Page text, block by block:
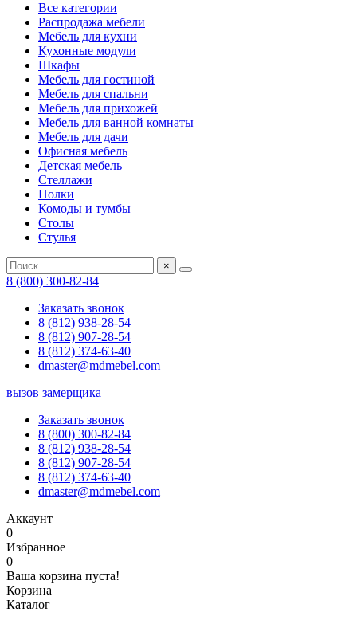
Все категории
Распродажа мебели
Мебель для кухни
Кухонные модули
Шкафы
Мебель для гостиной
Мебель для спальни
Мебель для прихожей
Мебель для ванной комнаты
Мебель для дачи
Офисная мебель
Детская мебель
Стеллажи
Полки
Комоды и тумбы
Столы
Стулья
×
8 (800) 300-82-84
Заказать звонок
8 (812) 938-28-54
8 (812) 907-28-54
8 (812) 374-63-40
dmaster@mdmebel.com
вызов замерщика
Заказать звонок
8 (800) 300-82-84
8 (812) 938-28-54
8 (812) 907-28-54
8 (812) 374-63-40
dmaster@mdmebel.com
Аккаунт
0
Избранное
0
Ваша корзина пуста!
Корзина
Каталог